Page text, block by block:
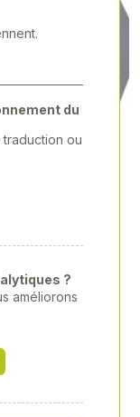
Next
du
ou
?
améliorons